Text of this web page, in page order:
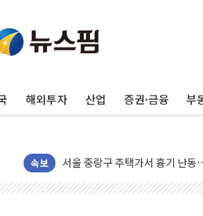
해외투자 산업 증권·금융 부
속보
강릉·동해·삼척 시간당 최대
폐기물 수거하다 참변…60대 환
李대통령 "결혼 때문에 손해 보
여수 오동도 인근 해상서 모터